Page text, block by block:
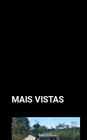
MAIS VISTAS